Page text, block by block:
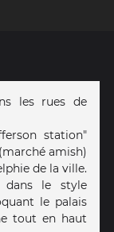
les rues de
station"
amish)
de la ville.
dans le style
le palais
tout en haut